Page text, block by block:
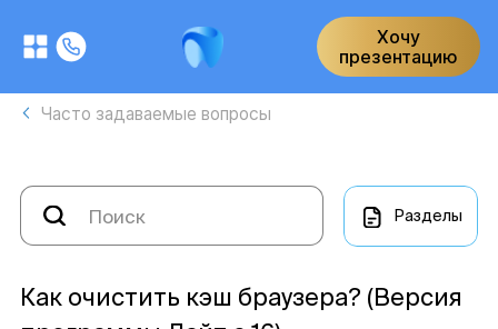
Хочу
презентацию
Часто задаваемые вопросы
Разделы
Как очистить кэш браузера? (Версия